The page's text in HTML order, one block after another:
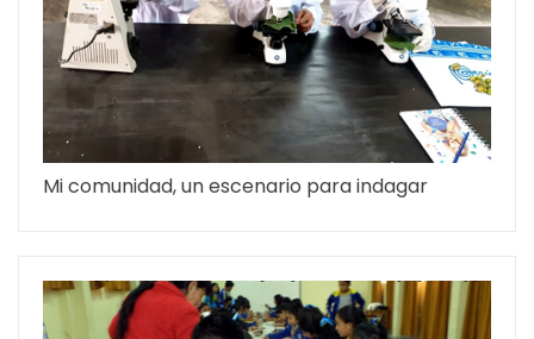
Mi comunidad, un escenario para indagar